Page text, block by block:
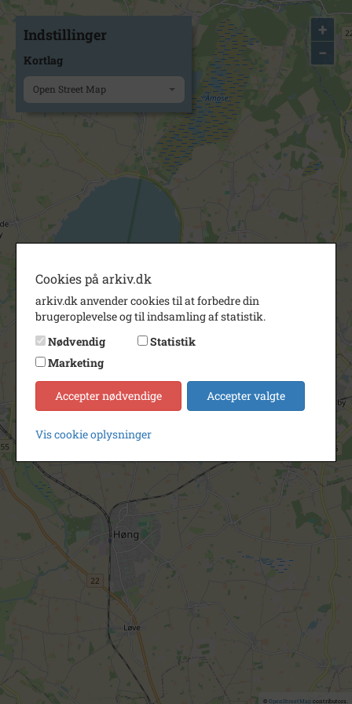
+
−
© OpenStreetMapcontributors.
Indstillinger
Kortlag
Open Street Map
Cookies på arkiv.dk
arkiv.dk anvender cookies til at forbedre din
brugeroplevelse og til indsamling af statistik.
Nødvendig
Statistik
Marketing
Accepter nødvendige Accepter valgte
Vis cookie oplysninger